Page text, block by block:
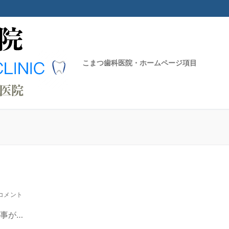
こまつ歯科医院・ホームページ項目
メント
が…